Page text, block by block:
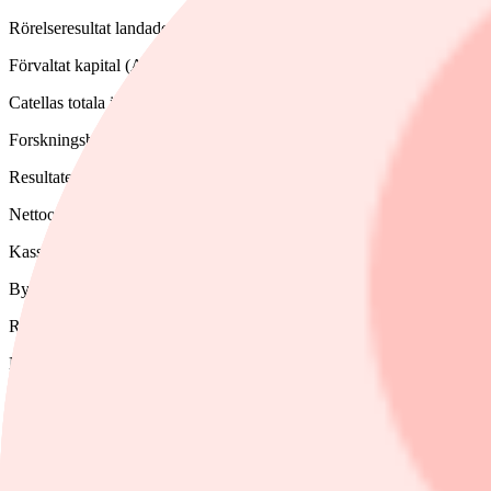
Rörelseresultat landade på 5 miljoner kronor mot föregående års
Förvaltat kapital (AUM) vid periodens slut uppgick till 151
Catellas totala investeringsvolym minskade med 258 miljoner
Forskningsbolaget Alligator Bioscience redovisar ett rörelseresultat
Resultatet efter skatt blev -62,8 miljoner kronor (-62,5). Resultatet
Nettoomsättningen uppgick till 7,0 miljoner kronor (9,6).
Kassaflödet från den löpande verksamheten blev -82,8 miljoner
Byggbolaget Peabs rörelseresultat blev -106 miljoner kronor i det
Rörelsemarginalen var -1,0 procent, mot väntade -0,5 procent.
Nettoomsättningen blev 11.141 miljoner, mot väntade 11.533 miljoner.